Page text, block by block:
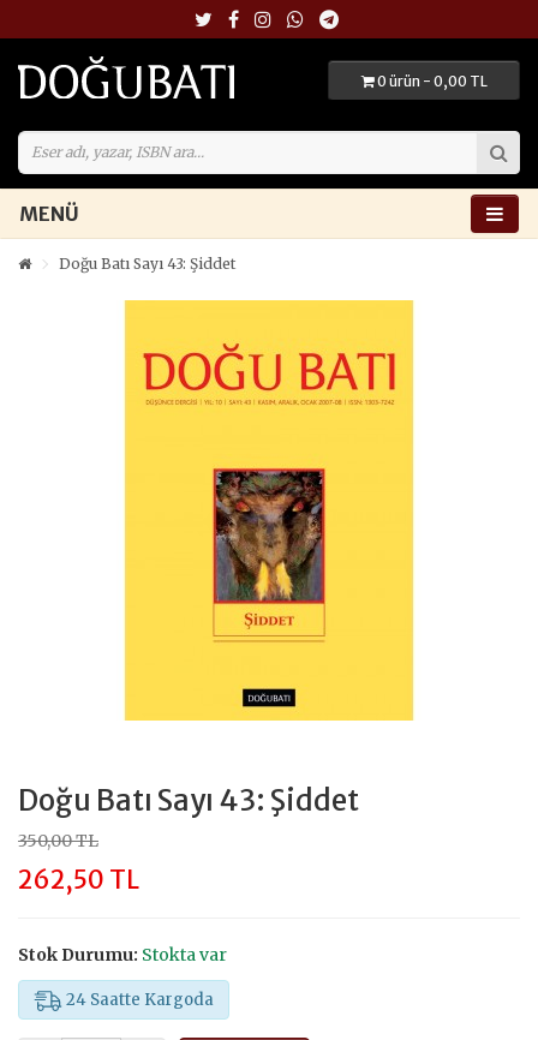
0 ürün - 0,00 TL
MENÜ
Doğu Batı Sayı 43: Şiddet
Doğu Batı Sayı 43: Şiddet
350,00 TL
262,50 TL
Stok Durumu: Stokta var
24 Saatte Kargoda